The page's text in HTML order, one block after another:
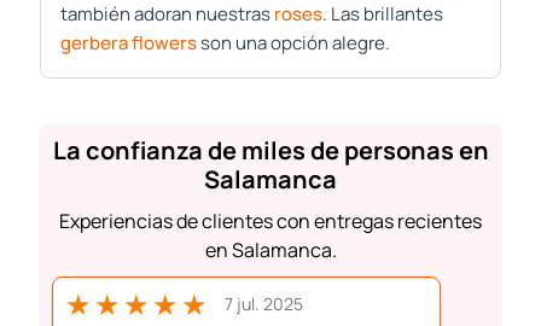
también adoran nuestrasroses. Las brillantes
gerbera flowersson una opción alegre.
La confianza de miles de personas en
Salamanca
Experiencias de clientes con entregas recientes
en Salamanca.
★★★★★ 7 jul. 2025